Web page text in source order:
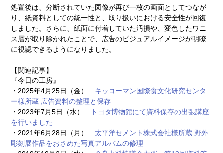
処置後は、分断されていた図像が再び一枚の画面としてつなが
り、紙資料としての統一性と、取り扱いにおける安全性が回復
しました。さらに、紙面に付着していた汚損や、変色したワニ
ス層が取り除かれたことで、広告のビジュアルイメージが明瞭
に視認できるようになりました。
【関連記事】
『今日の工房』
・2025年4月25日（金） キッコーマン国際食文化研究センタ
ー様所蔵 広告資料の整理と保存
・2023年7月5日（水）
トヨタ博物館にて資料保存の出張講座
を行いました
・2021年6月28日（月） 太平洋セメント株式会社様所蔵 野外
彫刻展作品をおさめた写真アルバムの修理